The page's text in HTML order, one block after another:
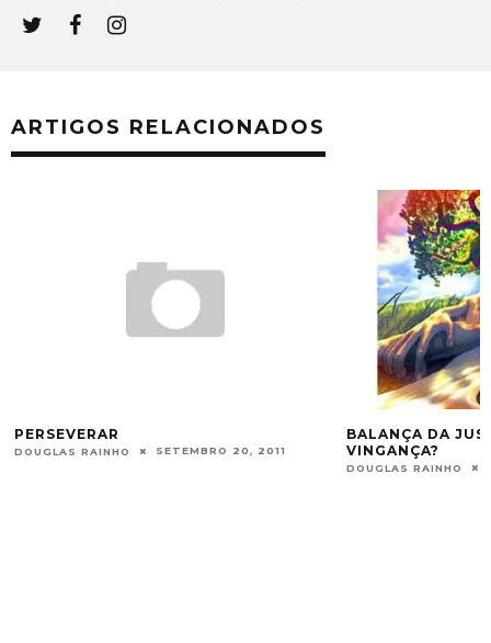
ARTIGOS RELACIONADOS
BALANÇA DA JUSTIÇA OU ESPADA DA
VINGANÇA?
MUDANÇAS
DOUGLAS RAINHO